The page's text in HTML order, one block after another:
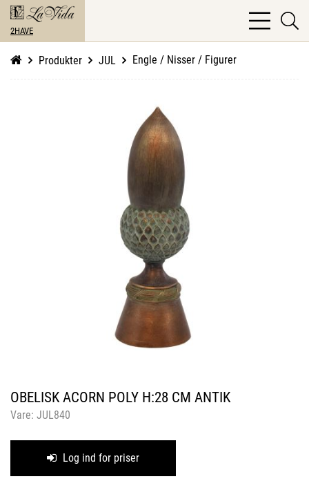
2HAVE
bars
light
Produkter JUL Engle / Nisser / Figurer
OBELISK ACORN POLY H:28 CM ANTIK
Vare: JUL840
Log ind for priser